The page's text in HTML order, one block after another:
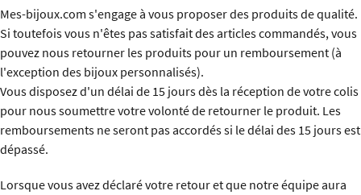
Mes-bijoux.com s'engage à vous proposer des produits de qualité.
Si toutefois vous n'êtes pas satisfait des articles commandés, vous
pouvez nous retourner les produits pour un remboursement (à
l'exception des bijoux personnalisés).
Vous disposez d'un délai de 15 jours dès la réception de votre colis
pour nous soumettre votre volonté de retourner le produit. Les
remboursements ne seront pas accordés si le délai des 15 jours est
dépassé.
Lorsque vous avez déclaré votre retour et que notre équipe aura